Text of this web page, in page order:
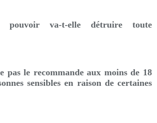
va-t-elle détruire toute
pas le recommande aux moins de 18
sensibles en raison de certaines